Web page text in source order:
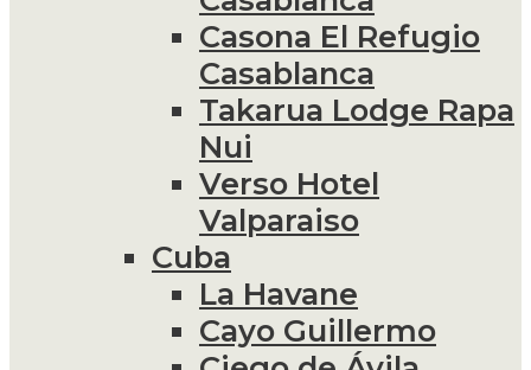
Casona El Refugio
Casablanca
Takarua Lodge Rapa
Nui
Verso Hotel
Valparaiso
Cuba
La Havane
Cayo Guillermo